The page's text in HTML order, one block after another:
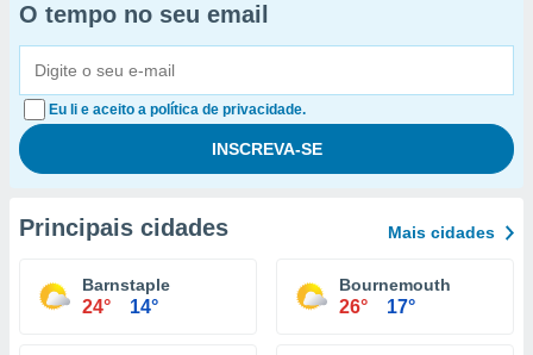
O tempo no seu email
Eu li e aceito a política de privacidade.
Principais cidades Mais cidades
Barnstaple
24° 14°
Bournemouth
26° 17°